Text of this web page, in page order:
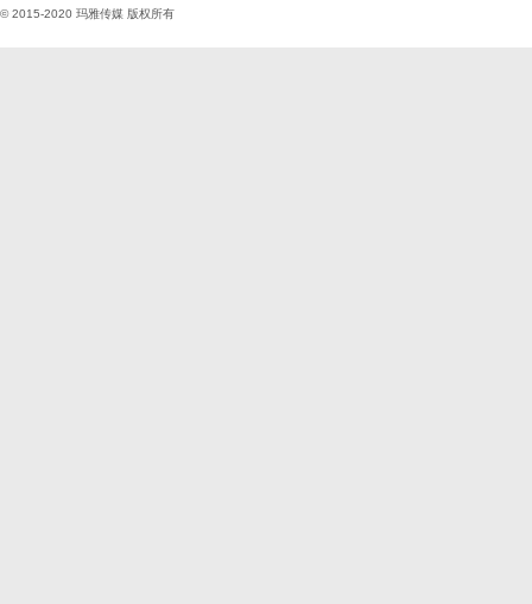
© 2015-2020 玛雅传媒 版权所有